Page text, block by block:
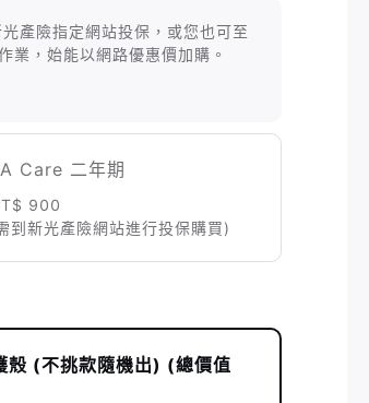
產險指定網站投保，或您也可至
業，始能以網路優惠價加購。
Care 二年期
900
到新光產險網站進行投保購買)
(不挑款隨機出) (總價值